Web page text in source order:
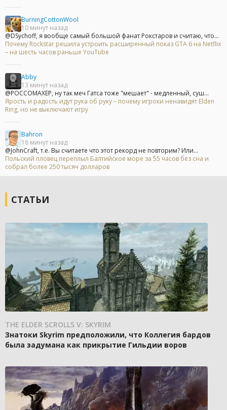
BurningCottonWool
10 минут назад
@DSychoff, я вообще самый большой фанат Рокстаров и считаю, что...
Почему Rockstar решила устроить расширенный показ GTA 6 на Netflix
– на шесть часов раньше YouTube
Abby
13 минут назад
@POCCOMAXEP, ну так меч Гатса тоже "мешает" - медленный, суш...
Ярость и радость идут рука об руку – почему игроки ненавидят Elden
Ring, но не выключают игру
Bahron
18 минут назад
@JohnCraft, т.е. Вы считаете что этот рекорд не повторим? Или...
Польский пловец переплыл Балтийское море за 55 часов без сна и
собрал более 250 тысяч долларов
СТАТЬИ
THE ELDER SCROLLS V: SKYRIM
Знатоки Skyrim предположили, что Коллегия бардов
была задумана как прикрытие Гильдии воров